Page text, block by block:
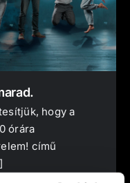
hogy a
órára
című